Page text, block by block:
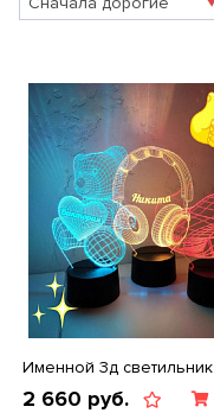
Именной 3д светильник
2 660 руб.